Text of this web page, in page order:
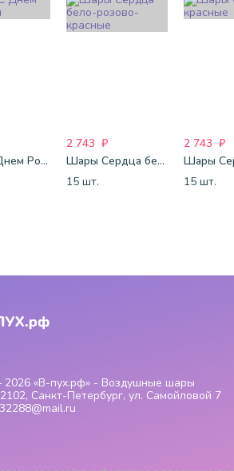
Шары С Днем Рождения
2 743 ₽
Шары Сердца бело-розово-красные
15 шт.
2 743 ₽
15 шт.
«В-пух.рф» - Воздушные шары
Санкт-Петербург, ул. Самойловой 7